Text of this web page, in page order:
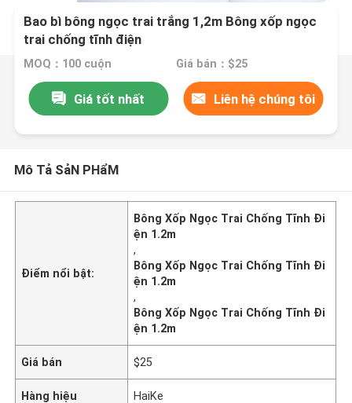
Bao bì bông ngọc trai trắng 1,2m Bông xốp ngọc
trai chống tĩnh điện
MOQ：100 cuộn Giá bán：$25
Giá tốt nhất Liên hệ chúng tôi
Mô Tả SảN PHẩM
Điểm nổi bật:
Bông Xốp Ngọc Trai Chống Tĩnh Đi
ện 1.2m
,
Bông Xốp Ngọc Trai Chống Tĩnh Đi
ện 1.2m
,
Bông Xốp Ngọc Trai Chống Tĩnh Đi
ện 1.2m
Giá bán $25
Hàng hiệu HaiKe